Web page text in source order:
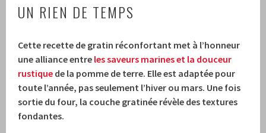
UN RIEN DE TEMPS
Cette recette de gratin réconfortant met à l’honneur
une alliance entre les saveurs marines et la douceur
rustique de la pomme de terre. Elle est adaptée pour
toute l’année, pas seulement l’hiver ou mars. Une fois
sortie du four, la couche gratinée révèle des textures
fondantes.